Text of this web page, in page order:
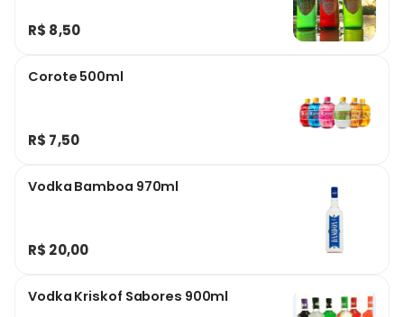
R$ 8,50
Corote 500ml
R$ 7,50
Vodka Bamboa 970ml
R$ 20,00
Vodka Kriskof Sabores 900ml